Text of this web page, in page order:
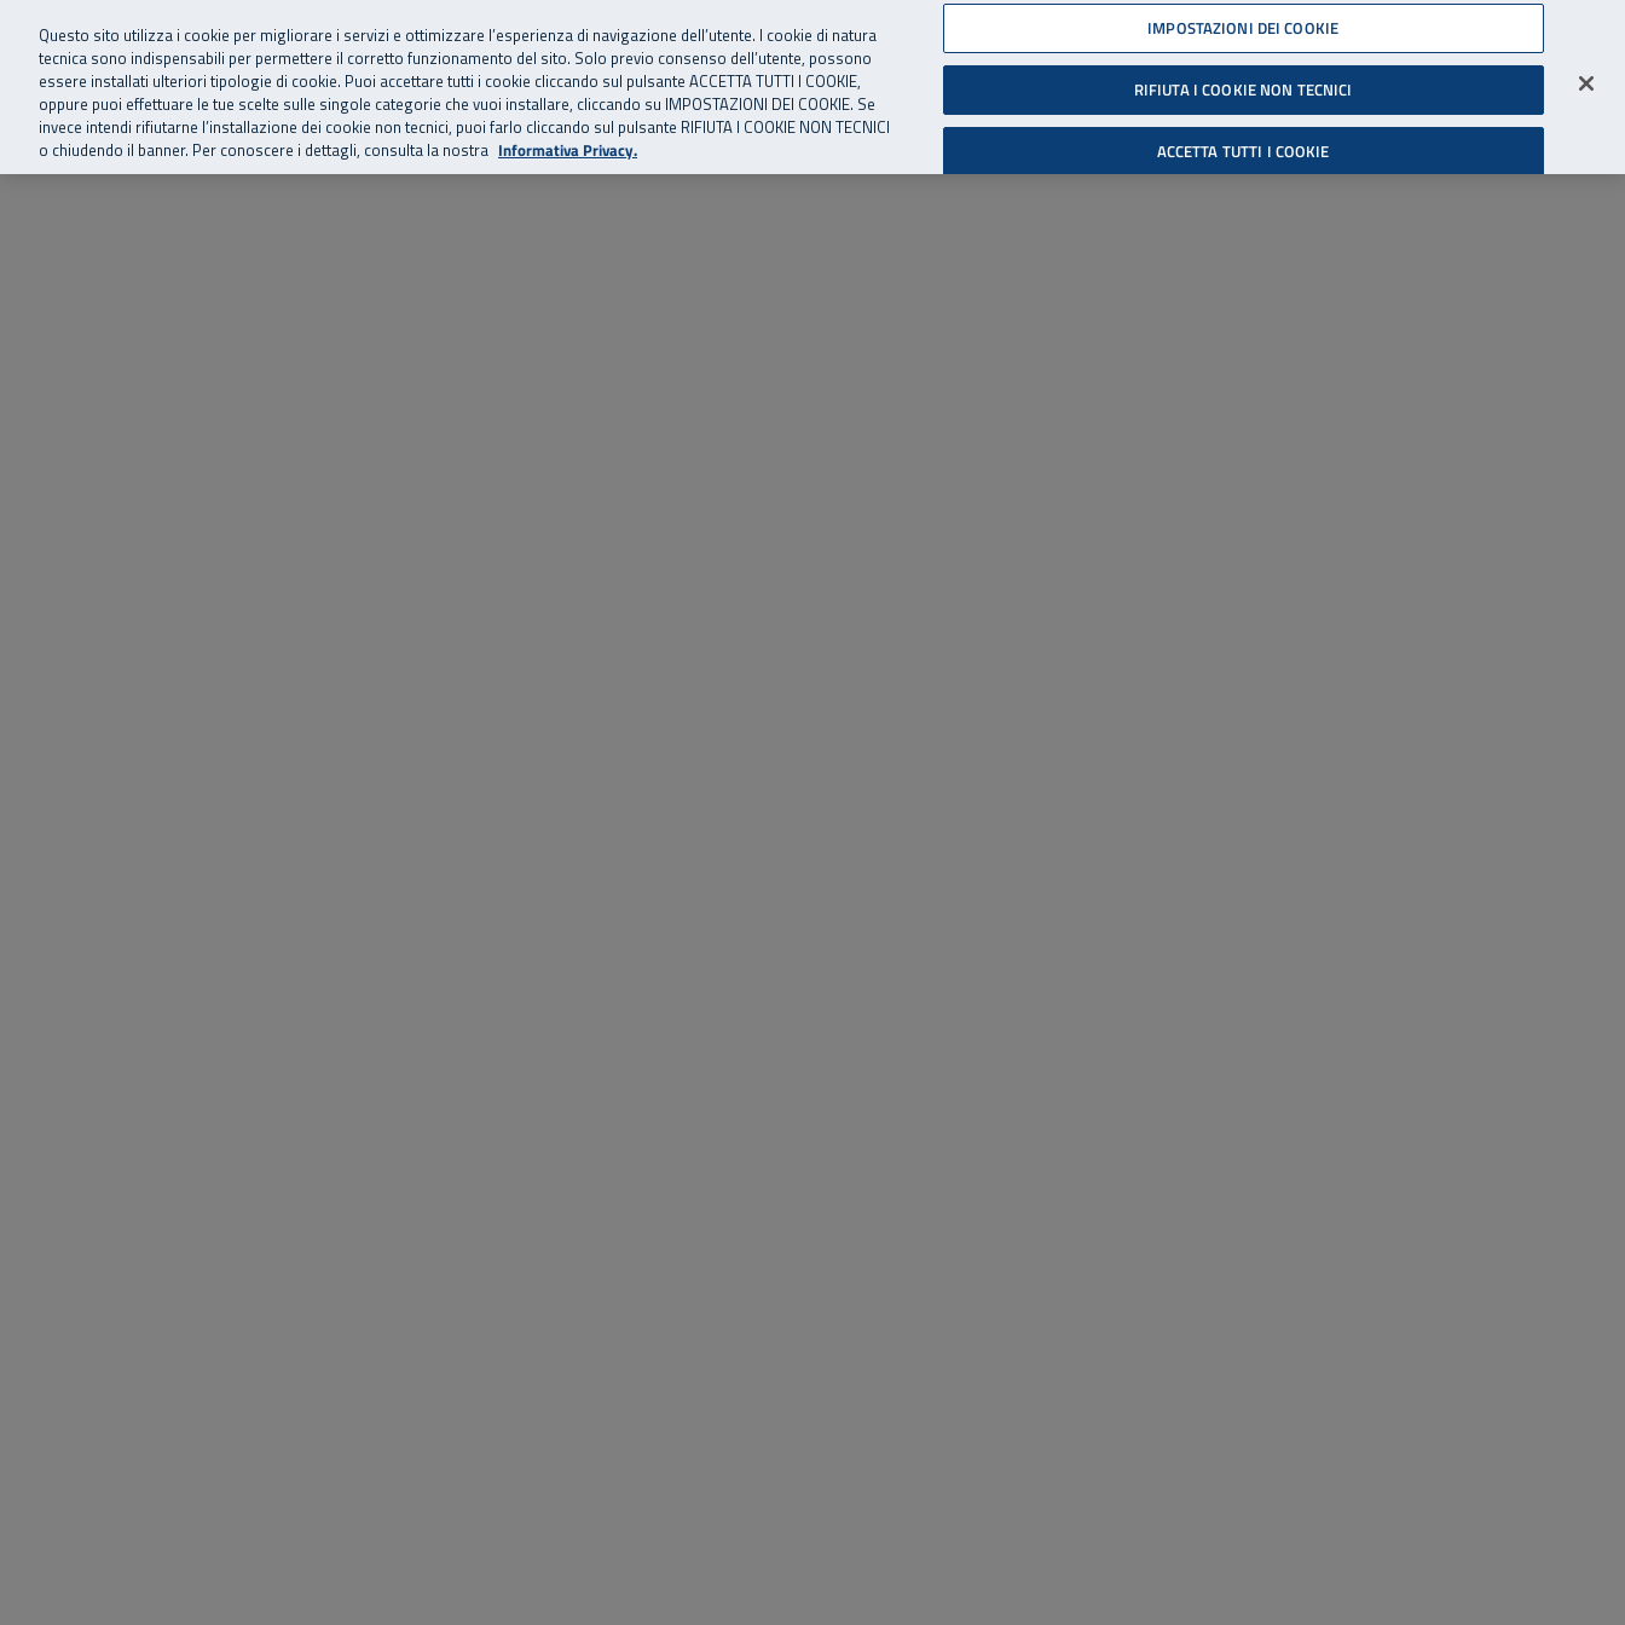
Vai al menu principale
Vai al contenuto principale
Vai al Footer 06 45539607
SuperAbile - il Contact Center Inail per il mondo della disabilità
Home Chi siamo Storie, news ed eventi Risorse utili Supporto Accessibilità
Cerca
Accedi all'area riservata
Questo sito utilizza i cookie per migliorare i servizi e ottimizzare l’esperienza di navigazione dell’utente. I cookie di natura
tecnica sono indispensabili per permettere il corretto funzionamento del sito. Solo previo consenso dell’utente, possono
essere installati ulteriori tipologie di cookie. Puoi accettare tutti i cookie cliccando sul pulsante ACCETTA TUTTI I COOKIE,
oppure puoi effettuare le tue scelte sulle singole categorie che vuoi installare, cliccando su IMPOSTAZIONI DEI COOKIE. Se
invece intendi rifiutarne l’installazione dei cookie non tecnici, puoi farlo cliccando sul pulsante RIFIUTA I COOKIE NON TECNICI
o chiudendo il banner. Per conoscere i dettagli, consulta la nostra Informativa Privacy.
IMPOSTAZIONI DEI COOKIE
RIFIUTA I COOKIE NON TECNICI
ACCETTA TUTTI I COOKIE